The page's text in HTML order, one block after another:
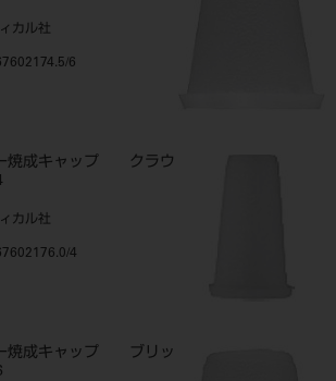
カル社
6
焼成キャップ クラウ
カル社
4
焼成キャップ ブリッ